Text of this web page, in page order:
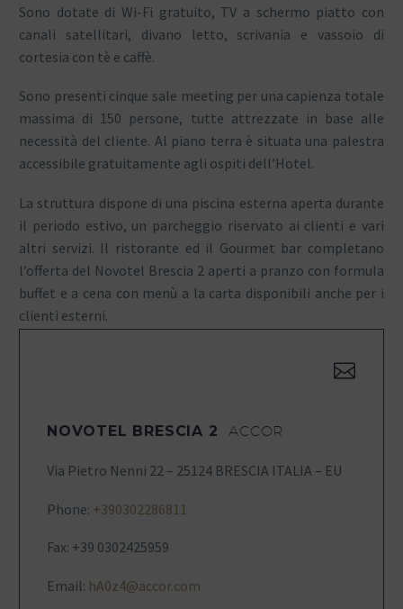
Sono dotate di Wi-Fi gratuito, TV a schermo piatto con
canali satellitari, divano letto, scrivania e vassoio di
cortesia con tè e caffè.
Sono presenti cinque sale meeting per una capienza totale
massima di 150 persone, tutte attrezzate in base alle
necessità del cliente. Al piano terra è situata una palestra
accessibile gratuitamente agli ospiti dell’Hotel.
La struttura dispone di una piscina esterna aperta durante
il periodo estivo, un parcheggio riservato ai clienti e vari
altri servizi. Il ristorante ed il Gourmet bar completano
l’offerta del Novotel Brescia 2 aperti a pranzo con formula
buffet e a cena con menù a la carta disponibili anche per i
clienti esterni.


NOVOTEL BRESCIA 2ACCOR
Via Pietro Nenni 22 – 25124 BRESCIA ITALIA – EU
Phone: +390302286811
Fax: +39 0302425959
Email: hA0z4@accor.com